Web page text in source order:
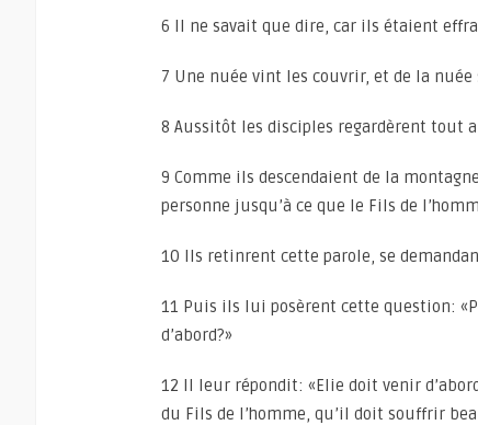
6 Il ne savait que dire, car ils étaient
7 Une nuée vint les couvrir, et de la
8 Aussitôt les disciples regardèrent tout
9 Comme ils descendaient de la
personne jusqu’à ce que le Fils de
10 Ils retinrent cette parole, se
11 Puis ils lui posèrent cette question:
d’abord?»
12 Il leur répondit: «Elie doit venir
du Fils de l’homme, qu’il doit souffrir